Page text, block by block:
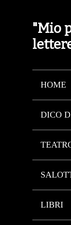
"Mio
HOME
DICO
LIBRI